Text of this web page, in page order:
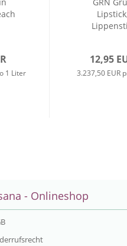
1 Liter
12,95
3.237,50 EUR
- Onlineshop